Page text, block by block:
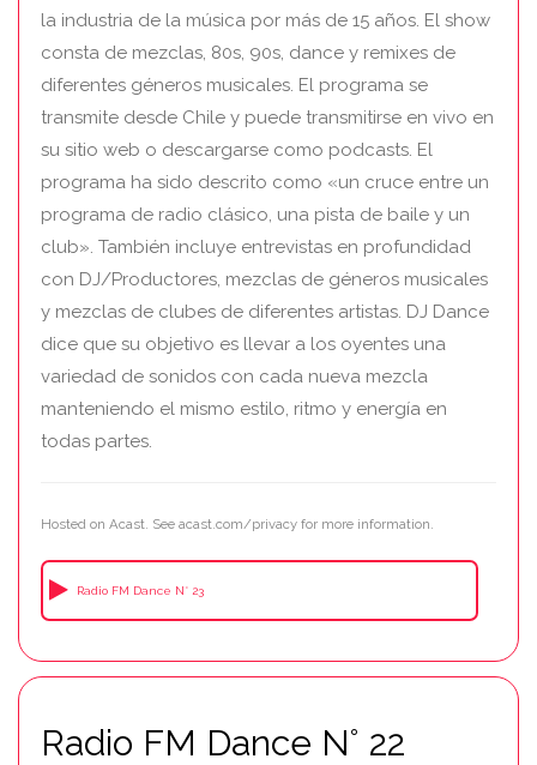
la industria de la música por más de 15 años. El show
consta de mezclas, 80s, 90s, dance y remixes de
diferentes géneros musicales. El programa se
transmite desde Chile y puede transmitirse en vivo en
su sitio web o descargarse como podcasts. El
programa ha sido descrito como «un cruce entre un
programa de radio clásico, una pista de baile y un
club». También incluye entrevistas en profundidad
con DJ/Productores, mezclas de géneros musicales
y mezclas de clubes de diferentes artistas. DJ Dance
dice que su objetivo es llevar a los oyentes una
variedad de sonidos con cada nueva mezcla
manteniendo el mismo estilo, ritmo y energía en
todas partes.
Hosted on Acast. See acast.com/privacy for more information.
Radio FM Dance N° 23
Radio FM Dance N° 22